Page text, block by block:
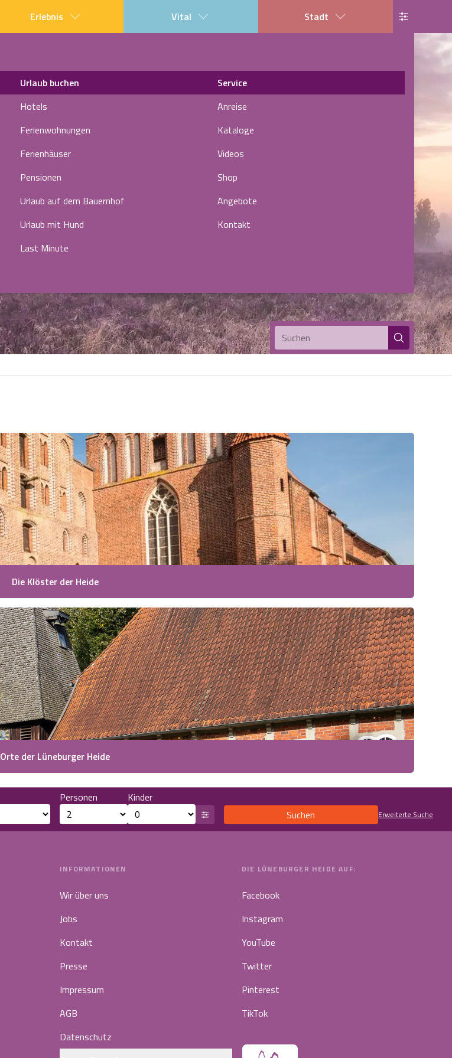
Urlaub buchen
Hotels
Ferienwohnungen
Ferienhäuser
Pensionen
Urlaub auf dem Bauernhof
Urlaub mit Hund
Last Minute
Service
Anreise
Kataloge
Videos
Shop
Angebote
Kontakt
Erlebnis Vital Stadt
Suchen
Die Klöster der Heide
Orte der Lüneburger Heide
Personen
Kinder
Suchen
Erweiterte Suche
INFORMATIONEN
Wir über uns
Jobs
Kontakt
Presse
Impressum
AGB
Datenschutz
DIE LÜNEBURGER HEIDE AUF:
Facebook
Instagram
YouTube
Twitter
Pinterest
TikTok